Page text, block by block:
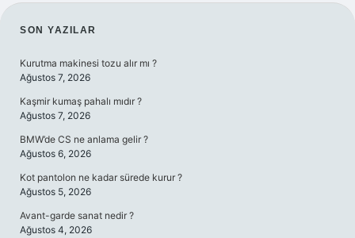
SIDEBAR
SON YAZILAR
Kurutma makinesi tozu alır mı ?
Ağustos 7, 2026
Kaşmir kumaş pahalı mıdır ?
Ağustos 7, 2026
BMW’de CS ne anlama gelir ?
Ağustos 6, 2026
Kot pantolon ne kadar sürede kurur ?
Ağustos 5, 2026
Avant-garde sanat nedir ?
Ağustos 4, 2026